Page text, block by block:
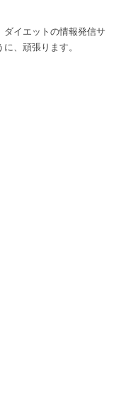
イエットの情報発信サ
、頑張ります。